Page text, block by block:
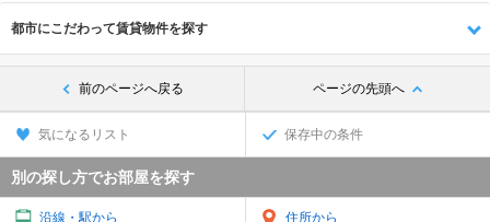
都市にこだわって賃貸物件を探す
前のページへ戻る ページの先頭へ
気になるリスト 保存中の条件
別の探し方でお部屋を探す
沿線・駅から 住所から